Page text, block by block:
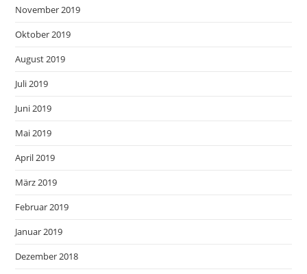
November 2019
Oktober 2019
August 2019
Juli 2019
Juni 2019
Mai 2019
April 2019
März 2019
Februar 2019
Januar 2019
Dezember 2018